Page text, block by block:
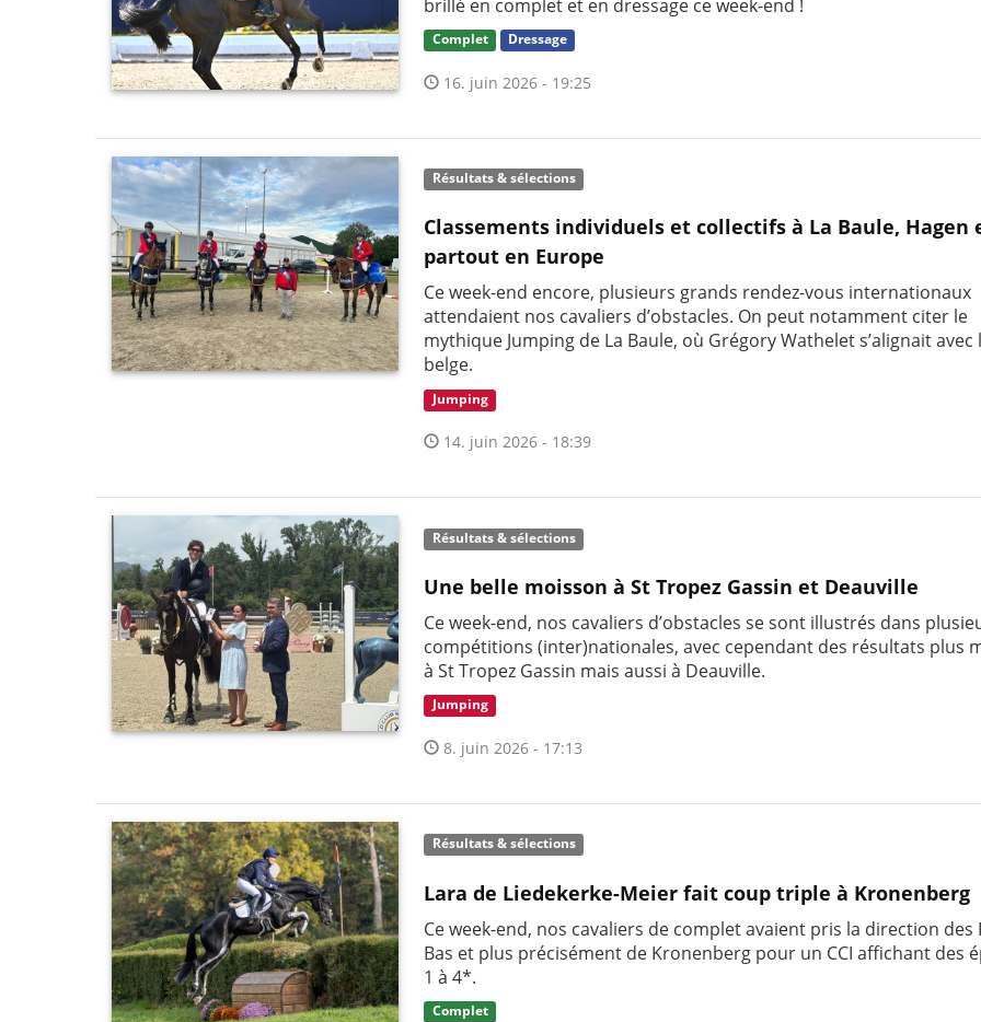
brillé en complet et en dressage ce week-end !
Complet Dressage
16. juin 2026 - 19:25
Résultats & sélections
Classements individuels et collectifs à La Baule, Hagen
partout en Europe
Ce week-end encore, plusieurs grands rendez-vous internationaux
attendaient nos cavaliers d’obstacles. On peut notamment citer le
mythique Jumping de La Baule, où Grégory Wathelet s’alignait avec
belge.
Jumping
14. juin 2026 - 18:39
Résultats & sélections
Une belle moisson à St Tropez Gassin et Deauville
Ce week-end, nos cavaliers d’obstacles se sont illustrés dans
compétitions (inter)nationales, avec cependant des résultats plus
à St Tropez Gassin mais aussi à Deauville.
Jumping
8. juin 2026 - 17:13
Résultats & sélections
Lara de Liedekerke-Meier fait coup triple à Kronenberg
Ce week-end, nos cavaliers de complet avaient pris la direction des
Bas et plus précisément de Kronenberg pour un CCI affichant des
1 à 4*.
Complet